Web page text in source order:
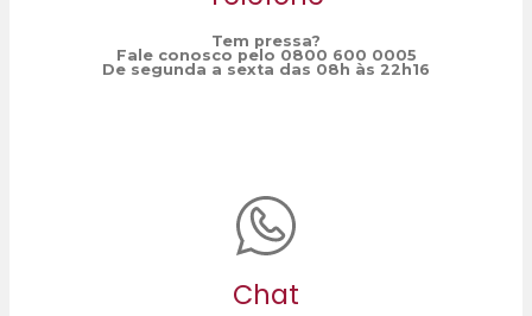
Tem pressa?
Fale conosco pelo 0800 600 0005
De segunda a sexta das 08h às 22h16
Chat